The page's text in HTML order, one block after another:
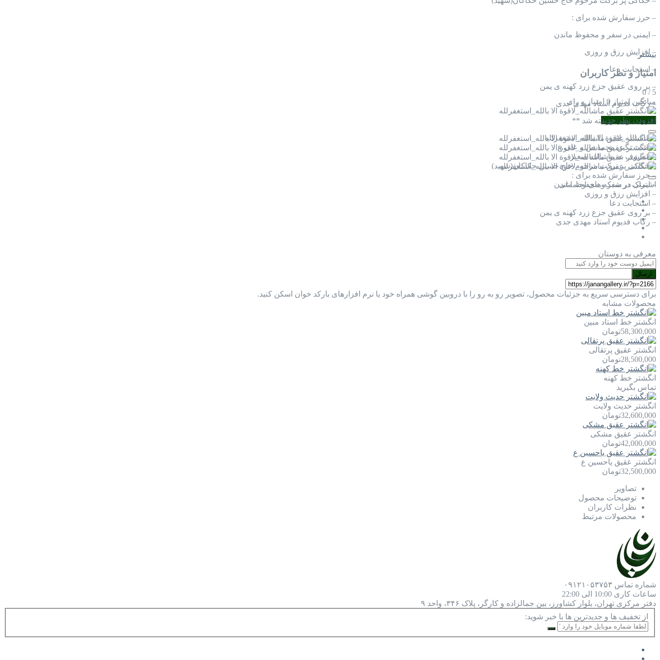
– حرز سفارش شده برای :
– ایمنی در سفر و محفوظ ماندن
– افزایش رزق و روزی
– استجابت دعا
– بر روی عقیق جزع زرد کهنه ی یمن
– رکاب فدیوم استاد مهدی جدی
** محصول فروخته شد **
– ماشالله_لاقوة الا بالله_استغفرلله
– پشت نگین محمد ص و علی ع
– معروف به ماشالله صغیر
– حکاکی پر برکت مرحوم حاج حسین حکاکان(شهید)
– حرز سفارش شده برای :
– ایمنی در سفر و محفوظ ماندن
– افزایش رزق و روزی
– استجابت دعا
– بر روی عقیق جزع زرد کهنه ی یمن
– رکاب فدیوم استاد مهدی جدی
بیشتر
امتیاز و نظر کاربران
5
/
0
میانگین امتیاز 0 امتیاز و رای
افزودن نظر جدید
اشتراک در شبکه های اجتماعی
معرفی به دوستان
ارسال
برای دسترسی سریع به جزئیات محصول، تصویر رو به رو را با دروبین گوشی همراه خود یا نرم افزارهای بارکد خوان اسکن کنید.
محصولات مشابه
انگشتر خط استاد مبین
58,300,000تومان
انگشتر عقیق پرتقالی
28,500,000تومان
انگشتر خط کهنه
تماس بگیرید
انگشتر حدیث ولایت
32,600,000تومان
انگشتر عقیق مشکی
42,000,000تومان
انگشتر عقیق یاحسین ع
32,500,000تومان
تصاویر
توضیحات محصول
نظرات کاربران
محصولات مرتبط
شماره تماس ۰۹۱۲۱۰۵۳۷۵۳
ساعات کاری 10:00 الی 22:00
دفتر مرکزی تهران، بلوار کشاورز، بین جمالزاده و کارگر، پلاک ۳۴۶، واحد ۹
از تخفیف ها و جدیدترین ها با خبر شوید: